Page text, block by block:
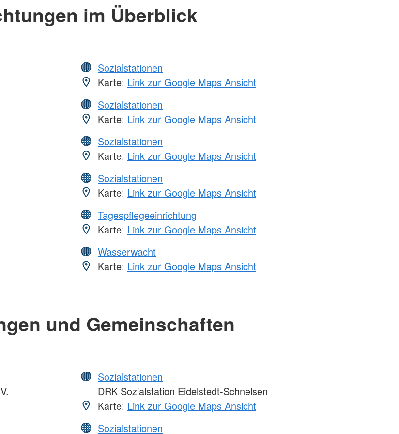
im Überblick
Sozialstationen
Karte: Link zur Google Maps Ansicht
Sozialstationen
Karte: Link zur Google Maps Ansicht
Sozialstationen
Karte: Link zur Google Maps Ansicht
Sozialstationen
Karte: Link zur Google Maps Ansicht
Tagespflegeeinrichtung
Karte: Link zur Google Maps Ansicht
Wasserwacht
Karte: Link zur Google Maps Ansicht
und Gemeinschaften
Sozialstationen
DRK Sozialstation Eidelstedt-Schnelsen
Karte: Link zur Google Maps Ansicht
Sozialstationen